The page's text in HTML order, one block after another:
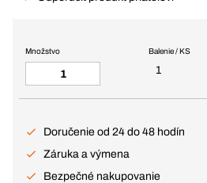
Balenie / KS
1
Množstvo
Doručenie od 24 do 48 hodín
Záruka a výmena
Bezpečné nakupovanie